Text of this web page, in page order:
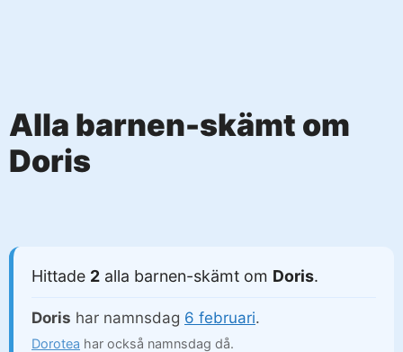
Alla barnen-skämt om
Doris
Hittade 2 alla barnen-skämt om Doris.
Doris har namnsdag 6 februari.
Dorotea har också namnsdag då.